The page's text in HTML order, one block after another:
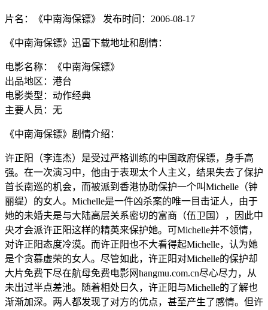
片名：《中南海保镖》 发布时间：2006-08-17
《中南海保镖》迅雷下载地址和剧情：
电影名称：《中南海保镖》
出品地区：港台
电影类型：动作经典
主要人员：无
《中南海保镖》剧情介绍：
许正阳（李连杰）是受过严格训练的中国政府保镖，身手高
强。在一次演习中，他由于表现太个人主义，结果失去了保护
首长南巡的机会，而被派到香港协助保护一个叫Michelle（钟
丽缇）的女人。Michelle是一件凶杀案的唯一目击证人，由于
她的未婚夫是与大陆高层关系密切的富商（伍卫国），因此中
央才会派许正阳这样的精英来保护她。可Michelle并不领情，
对许正阳态度冷漠。而许正阳也不大看得起Michelle，认为她
是个贪慕虚荣的女人。尽管如此，许正阳对Michelle的保护却
大片免费下尽在航母免费电影网hangmu.com.cn尽心尽力，从
未出过半点差池。随着相处日久，许正阳与Michelle的了解也
渐渐加深。两人都发现了对方的优点，甚至产生了感情。但许